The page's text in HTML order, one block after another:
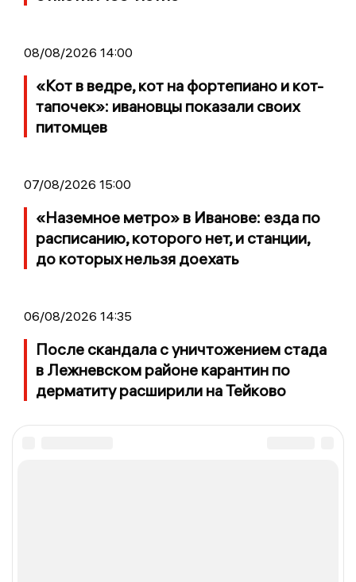
08/08/2026 14:00
«Кот в ведре, кот на фортепиано и кот-
тапочек»: ивановцы показали своих
питомцев
07/08/2026 15:00
«Наземное метро» в Иванове: езда по
расписанию, которого нет, и станции,
до которых нельзя доехать
06/08/2026 14:35
После скандала с уничтожением стада
в Лежневском районе карантин по
дерматиту расширили на Тейково